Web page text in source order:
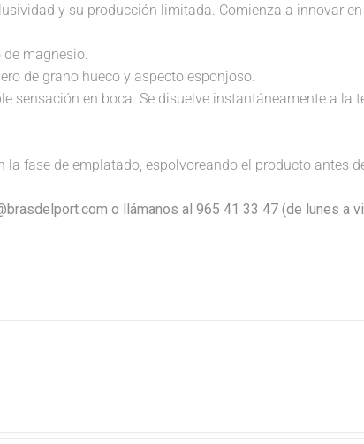
y su producción limitada. Comienza a innovar
magnesio.
de grano hueco y aspecto esponjoso.
sensación en boca. Se disuelve instantáneamente a la
la fase de emplatado, espolvoreando el producto antes
o llámanos al 965 41 33 47 (de lunes a